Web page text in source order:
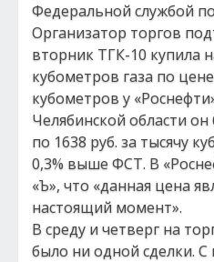
Федеральной службой
Организатор торгов
вторник ТГК-10 купила
кубометров газа по
кубометров у
Челябинской области
по 1638 руб. за тысячу
0,3% выше ФСТ. В
«Ъ», что «данная цена
настоящий момент».
В среду и четверг на
было ни одной сделки. С